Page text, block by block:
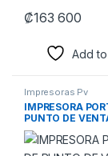
₡163 600
Add
Impresoras Pv
IMPRESORA
PUNTO DE
NOVA
BLUETOOTH